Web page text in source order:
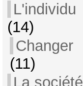
L'individu
(14)
Changer
(11)
La société